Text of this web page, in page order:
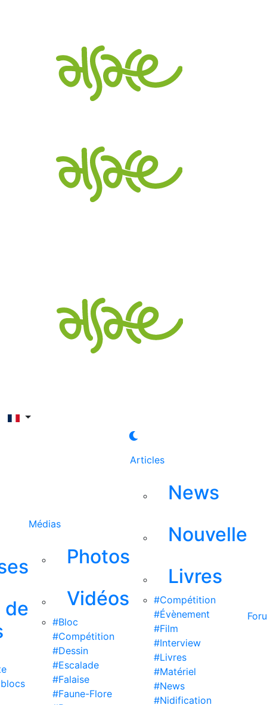
de
Médias
Photos
Vidéos
#Bloc
#Compétition
#Dessin
#Escalade
#Falaise
#Faune-Flore
Articles
News
Nouvelle
Livres
#Compétition
#Évènement
#Film
#Interview
#Livres
#Matériel
#News
#Nidification